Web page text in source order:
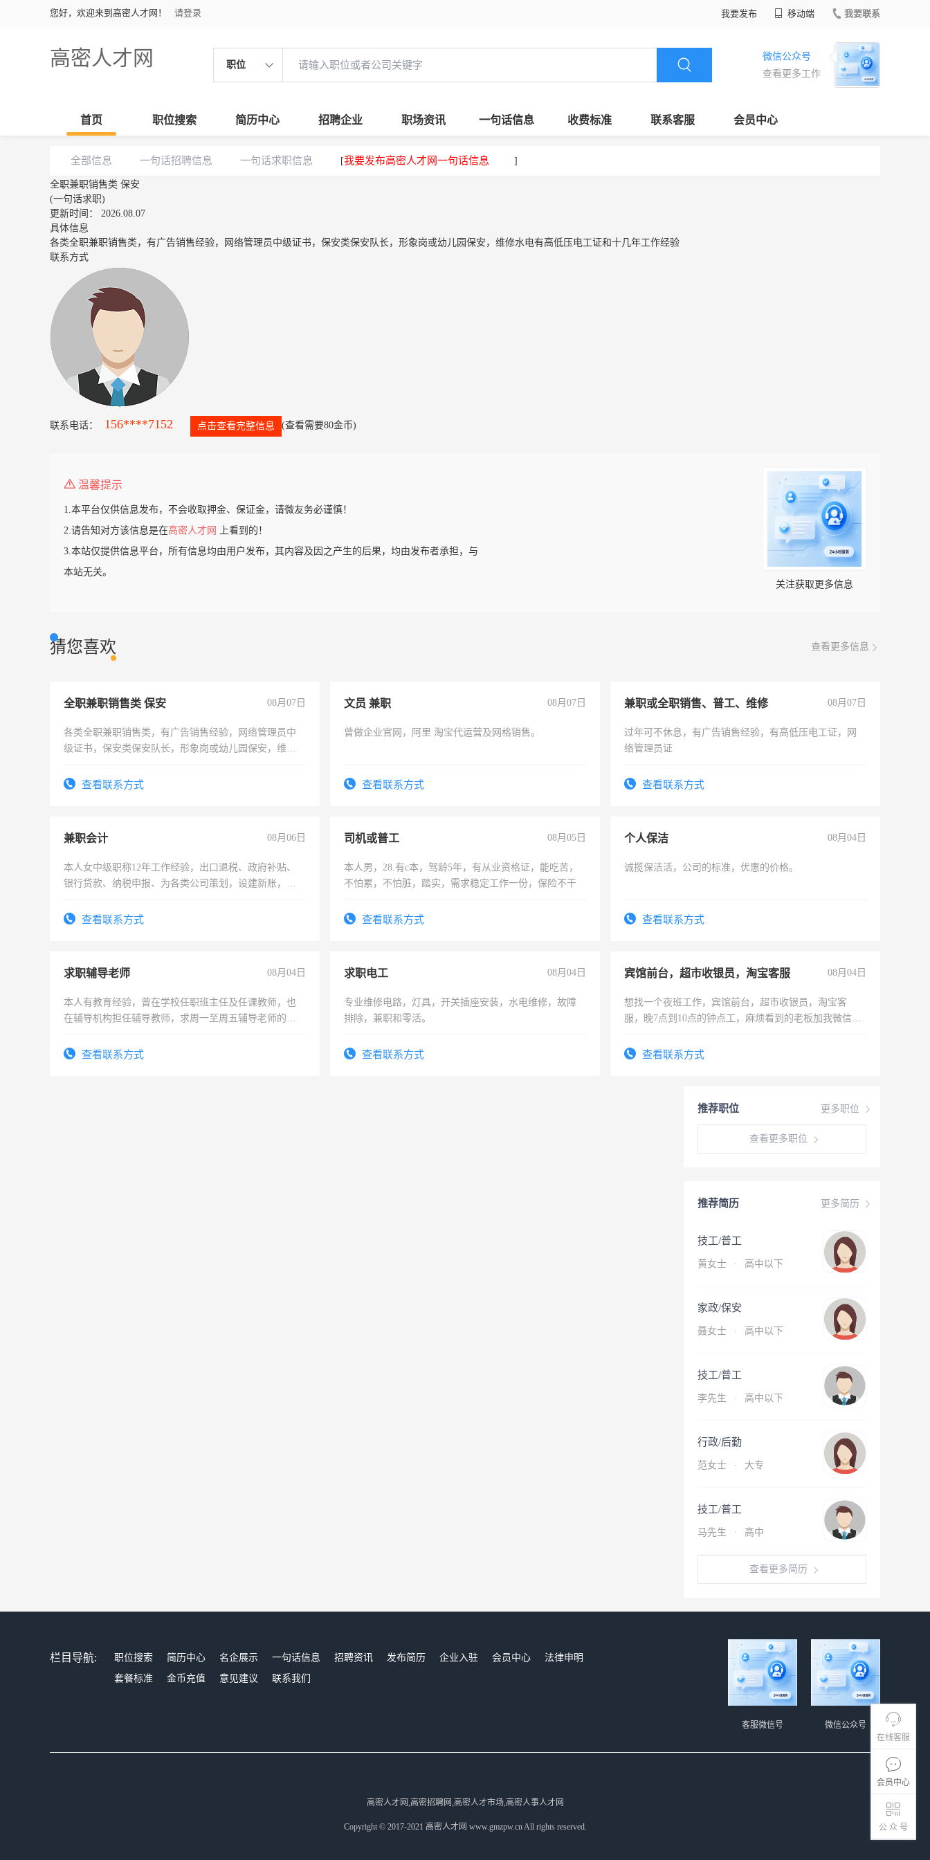
您好，欢迎来到高密人才网！ 请登录 我要发布 移动端 我要联系
高密人才网 职位
微信公众号
查看更多工作
首页 职位搜索 简历中心 招聘企业 职场资讯 一句话信息 收费标准 联系客服 会员中心
在线客服
会员中心
公 众 号
全部信息 一句话招聘信息 一句话求职信息 [我要发布高密人才网一句话信息 ]
全职兼职销售类 保安
(一句话求职)
更新时间： 2026.08.07
具体信息
各类全职兼职销售类，有广告销售经验，网络管理员中级证书，保安类保安队长，形象岗或幼儿园保安，维修水电有高低压电工证和十几年工作经验
联系方式
联系电话： 156****7152 点击查看完整信息 (查看需要80金币)
温馨提示
1.本平台仅供信息发布，不会收取押金、保证金，请微友务必谨慎！
2.请告知对方该信息是在高密人才网
上看到的！
3.本站仅提供信息平台，所有信息均由用户发布，其内容及因之产生的后果，均由发布者承担，与
本站无关。
关注获取更多信息
猜您喜欢 查看更多信息
全职兼职销售类 保安 08月07日
各类全职兼职销售类，有广告销售经验，网络管理员中
级证书，保安类保安队长，形象岗或幼儿园保安，维修
查看联系方式
文员 兼职 08月07日
曾做企业官网，阿里 淘宝代运营及网格销售。
查看联系方式
兼职或全职销售、普工、维修 08月07日
过年可不休息，有广告销售经验，有高低压电工证，网
络管理员证
查看联系方式
兼职会计 08月06日
本人女中级职称12年工作经验，出口退税、政府补贴、
银行贷款、纳税申报、为各类公司策划，设建新账，理
查看联系方式
司机或普工 08月05日
本人男，28.有c本，驾龄5年，有从业资格证，能吃苦，
不怕累，不怕脏，踏实，需求稳定工作一份，保险不干
查看联系方式
个人保洁 08月04日
诚揽保洁活，公司的标准，优惠的价格。
查看联系方式
求职辅导老师 08月04日
本人有教育经验，曾在学校任职班主任及任课教师，也
在辅导机构担任辅导教师，求周一至周五辅导老师的工
查看联系方式
求职电工 08月04日
专业维修电路，灯具，开关插座安装，水电维修，故障
排除，兼职和零活。
查看联系方式
宾馆前台，超市收银员，淘宝客服 08月04日
想找一个夜班工作，宾馆前台，超市收银员，淘宝客
服，晚7点到10点的钟点工，麻烦看到的老板加我微信
查看联系方式
更多职位
推荐职位
查看更多职位
更多简历
推荐简历
技工/普工
黄女士 · 高中以下
家政/保安
聂女士 · 高中以下
技工/普工
李先生 · 高中以下
行政/后勤
范女士 · 大专
技工/普工
马先生 · 高中
查看更多简历
栏目导航: 职位搜索 简历中心 名企展示 一句话信息 招聘资讯 发布简历 企业入驻 会员中心
法律申明
套餐标准
金币充值 意见建议 联系我们
微信公众号
客服微信号
高密人才网,高密招聘网,高密人才市场,高密人事人才网
Copyright © 2017-2021 高密人才网 www.gmzpw.cn All rights reserved.